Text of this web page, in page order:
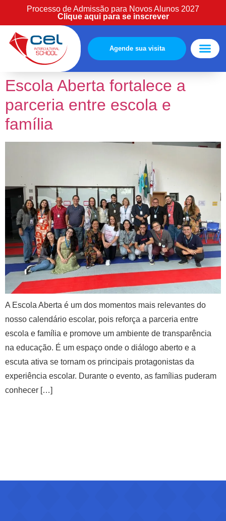
Processo de Admissão para Novos Alunos 2027
Clique aqui para se inscrever
Agende sua visita
Escola Aberta fortalece a
parceria entre escola e
família
A Escola Aberta é um dos momentos mais relevantes do
nosso calendário escolar, pois reforça a parceria entre
escola e família e promove um ambiente de transparência
na educação. É um espaço onde o diálogo aberto e a
escuta ativa se tornam os principais protagonistas da
experiência escolar. Durante o evento, as famílias puderam
conhecer […]